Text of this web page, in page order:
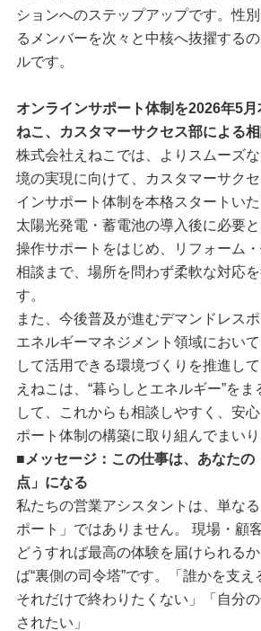
ションへのステップアップです。性
るメンバーを次々と中核へ抜擢する
ルです。
オンラインサポート体制を2026年5月
ねこ、カスタマーサクセス部による
株式会社えねこでは、よりスムーズ
境の実現に向けて、カスタマーサク
インサポート体制を本格スタートいた
太陽光発電・蓄電池の導入後に必要
操作サポートをはじめ、リフォーム
相談まで、場所を問わず柔軟な対応
す。
また、今後普及が進むデマンドレス
エネルギーマネジメント領域におい
して活用できる環境づくりを推進して
えねこは、“暮らしとエネルギー”を
して、これからも相談しやすく、安
ポート体制の構築に取り組んでまいり
■メッセージ：この仕事は、あなたの
点」になる
私たちの営業アシスタントは、単な
ポート」ではありません。 現場・顧
どうすれば最高の体験を届けられる
ば“裏側の司令塔”です。「誰かを支
それだけで終わりたくない」「自分
されたい」